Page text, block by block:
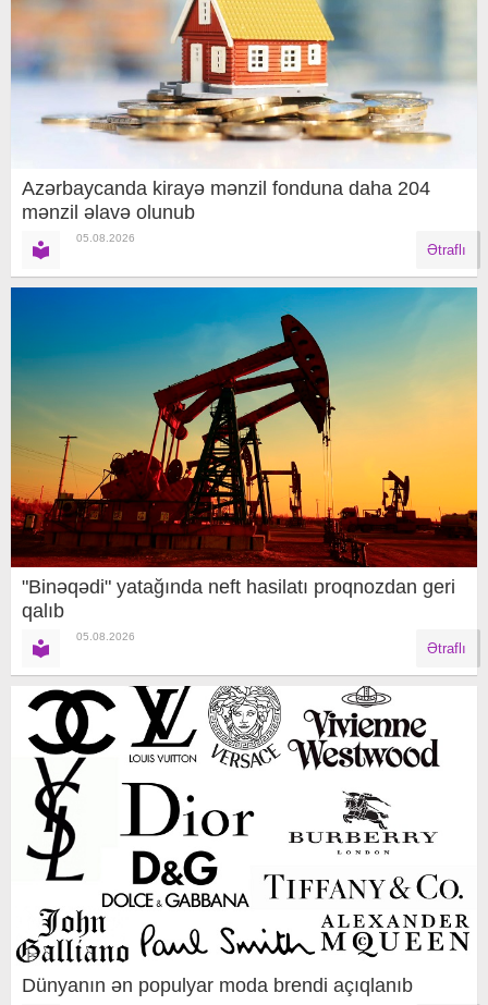
Azərbaycanda kirayə mənzil fonduna daha 204
mənzil əlavə olunub
05.08.2026
Ətraflı
"Binəqədi" yatağında neft hasilatı proqnozdan geri
qalıb
05.08.2026
Ətraflı
Dünyanın ən populyar moda brendi açıqlanıb